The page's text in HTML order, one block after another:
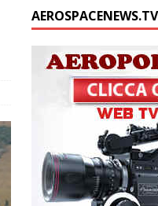
AEROSPACENEWS.TV